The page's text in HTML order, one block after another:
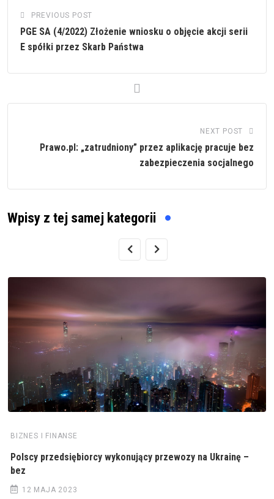
PREVIOUS POST
PGE SA (4/2022) Złożenie wniosku o objęcie akcji serii
E spółki przez Skarb Państwa
NEXT POST
Prawo.pl: „zatrudniony” przez aplikację pracuje bez
zabezpieczenia socjalnego
Wpisy z tej samej kategorii
BIZNES I FINANSE
Polscy przedsiębiorcy wykonujący przewozy na Ukrainę –
bez
12 MAJA 2023